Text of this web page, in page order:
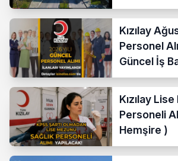
Temizlik
Kızılay
Personel
Güncel İş
Yayımladı!
Kızılay
Personeli
Hemşire )